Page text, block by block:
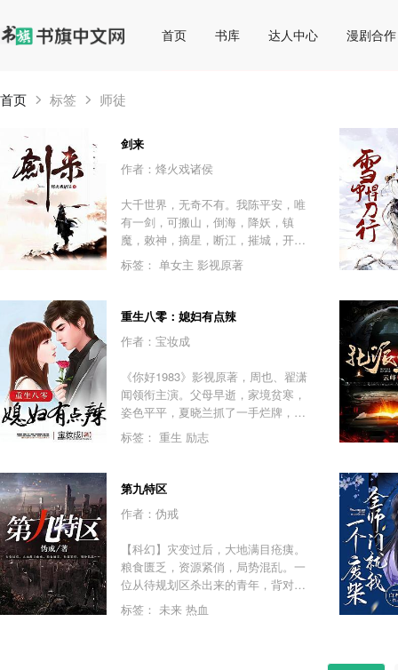
首页 书库 达人中心 漫剧合作
首页 标签 师徒
剑来
作者：烽火戏诸侯
大千世界，无奇不有。我陈平安，唯
有一剑，可搬山，倒海，降妖，镇
魔，敕神，摘星，断江，摧城，开
天！我叫陈平安，平平安安的平安，
我是一名剑客。
标签： 单女主 影视原著
重生八零：媳妇有点辣
作者：宝妆成
《你好1983》影视原著，周也、翟潇
闻领衔主演。父母早逝，家境贫寒，
姿色平平，夏晓兰抓了一手烂牌，奋
斗了小20年，她当上跨国公司高管，
终于将人生的逆境理顺了……一觉醒
晓兰，还长了一张祸国殃民的脸。同
名同姓的“夏晓兰”拿了一副好牌，却迫
于流言。手腕强，性格辣的夏晓兰接
那对她一见钟情的痞子男，在80年代
混的风生水起！PS：新书《科举逆
袭：最强女首辅》已发布！
标签： 重生 励志
第九特区
作者：伪戒
【科幻】灾变过后，大地满目疮痍。
粮食匮乏，资源紧俏，局势混乱。一
位从待规划区杀出来的青年，背对着
漫天黄沙，孤身来到九区谋生，却不
曾想偶然结识三五好友，一念之差崛
标签： 未来 热血